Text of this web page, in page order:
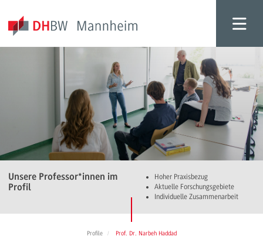
Unsere Professor*innen im
Profil
Hoher Praxisbezug
Aktuelle Forschungsgebiete
Individuelle Zusammenarbeit
Profile Prof. Dr. Narbeh Haddad